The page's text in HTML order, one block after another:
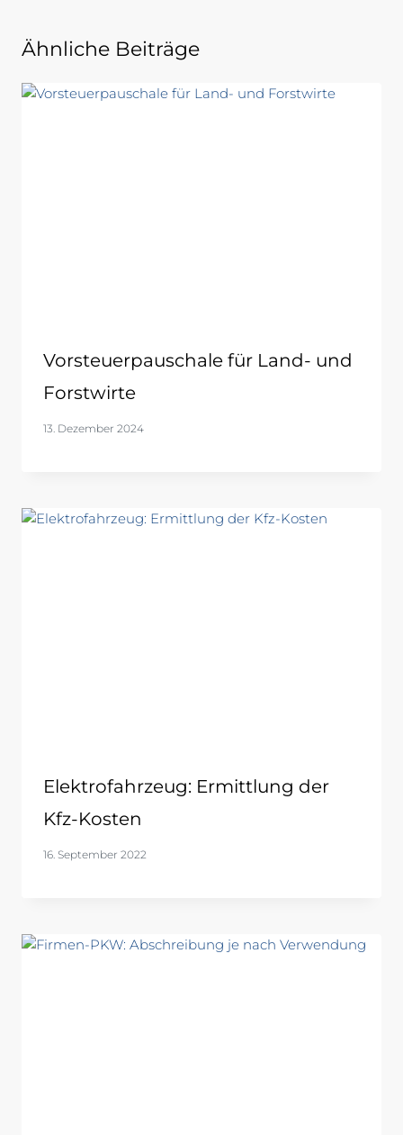
Ähnliche Beiträge
Vorsteuerpauschale für Land- und
Forstwirte
13. Dezember 2024
Elektrofahrzeug: Ermittlung der
Kfz-Kosten
16. September 2022